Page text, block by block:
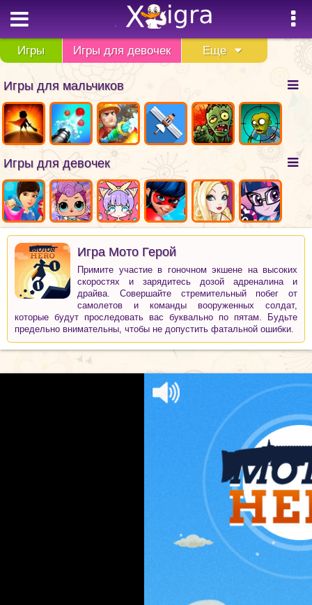
Игры Игры для девочек Еще
Игры для мальчиков
Игры для девочек
Игра Мото Герой
Примите участие в гоночном экшене на высоких
скоростях и зарядитесь дозой адреналина и
драйва. Совершайте стремительный побег от
самолетов и команды вооруженных солдат,
которые будут проследовать вас буквально по пятам. Будьте
предельно внимательны, чтобы не допустить фатальной ошибки.